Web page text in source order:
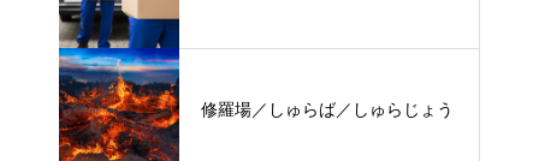
修羅場／しゅらば／しゅらじょう